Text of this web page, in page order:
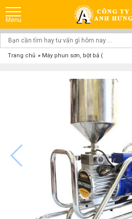
Trang chủ » Máy phun sơn, bột bả (Màng rung)